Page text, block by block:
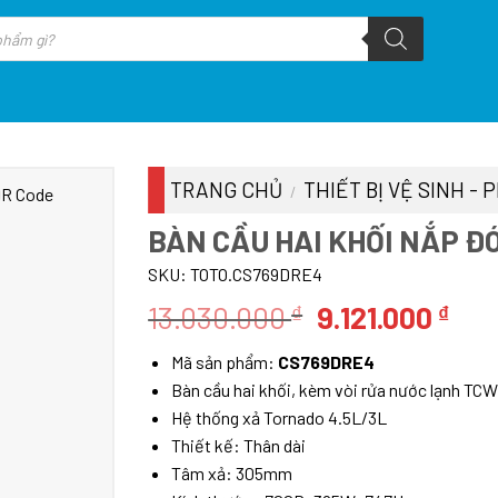
TRANG CHỦ / THIẾT BỊ VỆ SINH -
BÀN CẦU HAI KHỐI NẮP
SKU: TOTO.CS769DRE4
13.030.000₫ Giá
là:
13.030.000 ₫.
9.121.000 ₫Giá
tại
là:
Mã sản phẩm: CS769DRE4
Bàn cầu hai khối, kèm vòi rửa nước lạnh
Hệ thống xả Tornado 4.5L/3L
Thiết kế: Thân dài
Tâm xả: 305mm